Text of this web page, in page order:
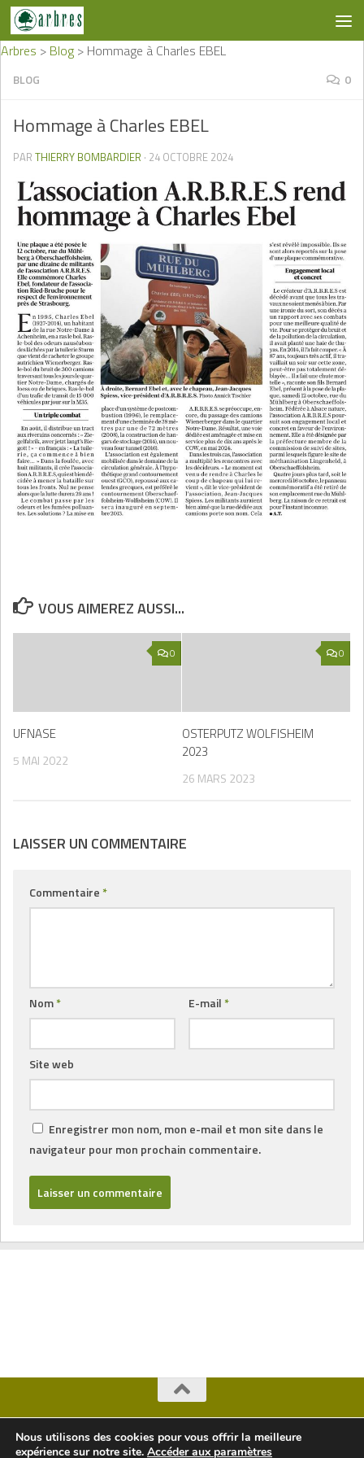
Skip to content
Arbres > Blog> Hommage à Charles EBEL
BLOG 0
Hommage à Charles EBEL
PAR THIERRY BOMBARDIER · 24 OCTOBRE 2024
VOUS AIMEREZ AUSSI...
0
UFNASE
5 MAI 2022
0
OSTERPUTZ WOLFISHEIM
2023
26 MARS 2023
LAISSER UN COMMENTAIRE
Commentaire *
Nom* E-mail *
Site web
Enregistrer mon nom, mon e-mail et mon site dans le
navigateur pour mon prochain commentaire.
Nous utilisons des cookies pour vous offrir la meilleure
expérience sur notre site. Accéder aux paramètres